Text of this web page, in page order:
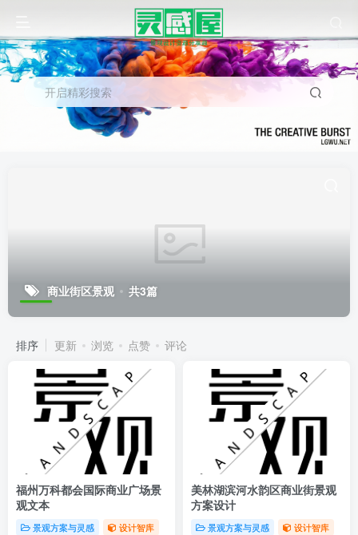
开启精彩搜索
商业街区景观 共3篇
排序 更新 浏览 点赞 评论
福州万科都会国际商业广场景
观文本
景观方案与灵感 设计智库
美林湖滨河水韵区商业街景观
方案设计
景观方案与灵感 设计智库